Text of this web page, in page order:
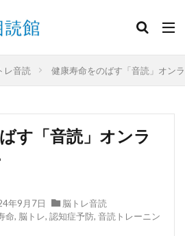
レ音読 健康寿命をのばす「音読」オン
す「音読」オンラ
年9月7日
脳トレ音読
命, 脳トレ, 認知症予防, 音読トレーニン